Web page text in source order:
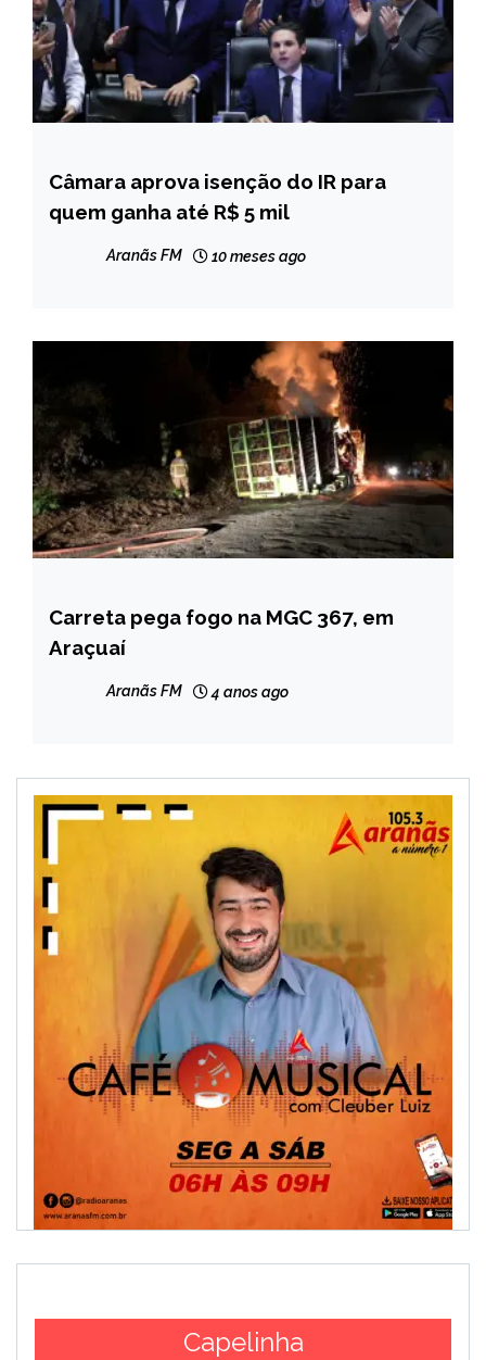
BRASIL
NOTÍCIAS
Câmara aprova isenção do IR para
quem ganha até R$ 5 mil
Aranãs FM 10 meses ago
CAPELINHA
MINAS
Carreta pega fogo na MGC 367, em
Araçuaí
Aranãs FM 4 anos ago
Capelinha